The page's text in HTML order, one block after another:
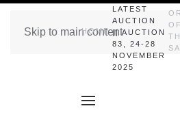
Skip to main content
HOME
LATEST
AUCTION
|| AUCTION
83, 24-28
NOVEMBER
2025
OF